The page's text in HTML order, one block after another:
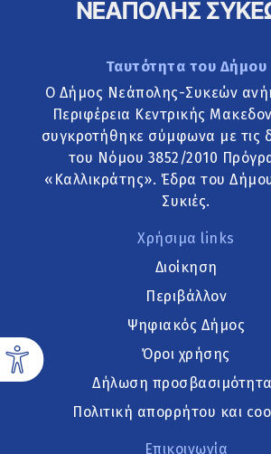
Ταυτότητα του Δήμου
Ο Δήμος Νεάπολης-Συκεών
Περιφέρεια Κεντρικής
συγκροτήθηκε σύμφωνα με τις
του Νόμου 3852/2010
«Καλλικράτης». Έδρα του Δήμου
Συκιές.
Χρήσιμα links
Διοίκηση
Περιβάλλον
Ψηφιακός Δήμος
Όροι χρήσης
Δήλωση
Πολιτική απορρήτου και
Επικοινωνία